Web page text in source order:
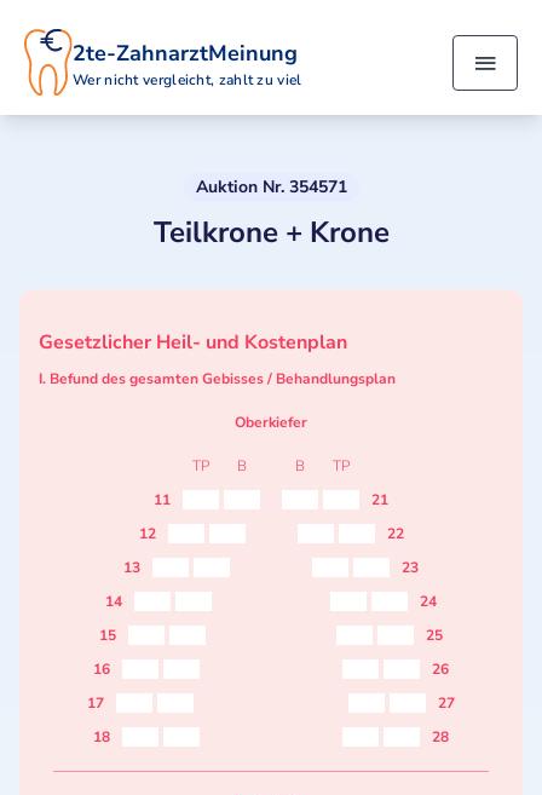
2te-ZahnarztMeinung
Wer nicht vergleicht, zahlt zu viel
Auktion Nr. 354571
Teilkrone + Krone
Gesetzlicher Heil- und Kostenplan
I. Befund des gesamten Gebisses / Behandlungsplan
Oberkiefer
TP B B
TP
11
21
12
22
13
23
14
24
15
25
16
26
17
27
18
28